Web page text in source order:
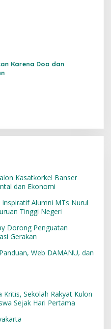
Karena Doa dan
Kasatkorkel Banser
dan Ekonomi
Inspiratif Alumni MTs Nurul
Tinggi Negeri
Dorong Penguatan
Gerakan
Web DAMANU, dan
Kritis, Sekolah Rakyat Kulon
Sejak Hari Pertama